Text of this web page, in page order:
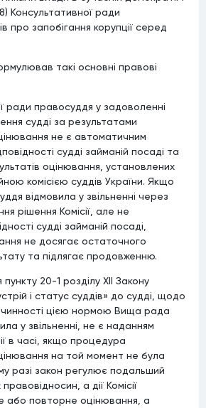
Консультативної ради
про запобігання корупції серед
такі основні правові
правосуддя у задоволенні
судді за результатами
не є автоматичним
судді займаній посаді та
оцінювання, установлених
комісією суддів України. Якщо
відмовила у звільненні через
рішення Комісії, але не
судді займаній посаді,
не досягає остаточного
та підлягає продовженню.
20-1 розділу XII Закону
і статус суддів» до судді, щодо
цією нормою Вища рада
у звільненні, не є наданням
в часі, якщо процедура
на той момент не була
разі закон регулює подальший
а дії Комісії
або повторне оцінювання, а